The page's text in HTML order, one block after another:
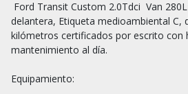
delantera, Etiqueta medioambiental C,
kilómetros certificados por escrito con
mantenimiento al día.
Equipamiento: